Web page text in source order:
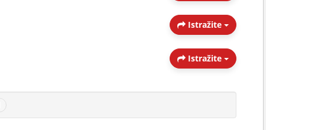
Istražite
Istražite